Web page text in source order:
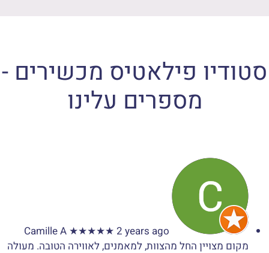
סטודיו פילאטיס מכשירים -
מספרים עלינו
Camille A ★★★★★ 2 years ago
מקום מצויין החל מהצוות, למאמנים, לאווירה הטובה. מעולה